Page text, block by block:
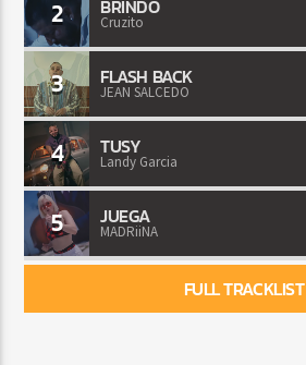
2 BRINDO
Cruzito
3 FLASH BACK
JEAN SALCEDO
4 TUSY
Landy Garcia
5 JUEGA
MADRiiNA
FULL TRACKLIST